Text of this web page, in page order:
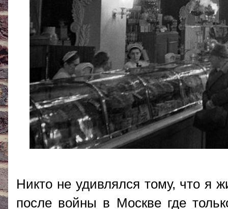
Никто не удивлялся тому, что я
после войны в Москве где